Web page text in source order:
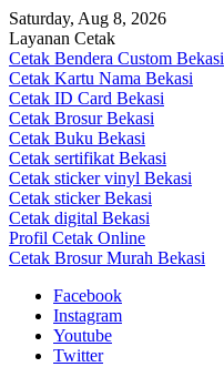
Skip
to
content
Saturday, Aug 8, 2026
Layanan Cetak
Cetak Bendera Custom Bekasi
Cetak Kartu Nama Bekasi
Cetak ID Card Bekasi
Cetak Brosur Bekasi
Cetak Buku Bekasi
Cetak sertifikat Bekasi
Cetak sticker vinyl Bekasi
Cetak sticker Bekasi
Cetak digital Bekasi
Profil Cetak Online
Cetak Brosur Murah Bekasi
Facebook
Instagram
Youtube
Twitter